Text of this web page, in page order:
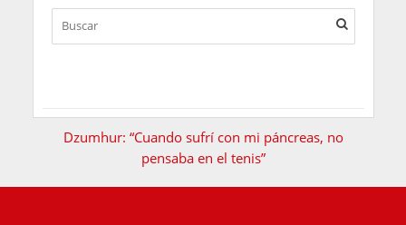
Dzumhur: “Cuando sufrí con mi páncreas, no
pensaba en el tenis”